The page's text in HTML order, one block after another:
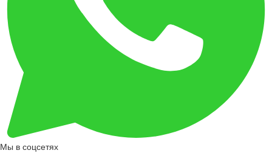
Мы в соцсетях